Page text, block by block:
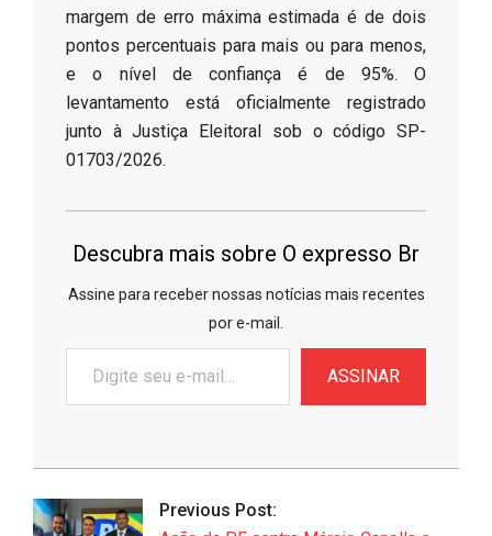
margem de erro máxima estimada é de dois
pontos percentuais para mais ou para menos,
e o nível de confiança é de 95%. O
levantamento está oficialmente registrado
junto à Justiça Eleitoral sob o código SP-
01703/2026.
Descubra mais sobre O expresso Br
Assine para receber nossas notícias mais recentes
por e-mail.
seu
e-
ASSINAR
2026-
07
Previous Post: